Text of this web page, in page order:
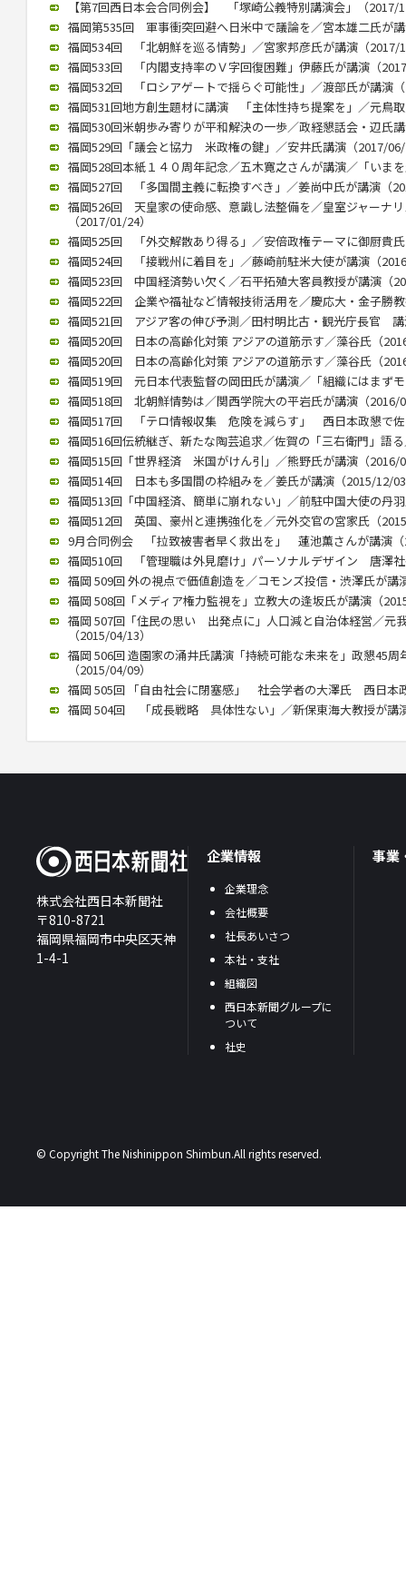
【第7回西日本会合同例会】 「塚崎公義特別講演会」（2017/
福岡第535回 軍事衝突回避へ日米中で議論を／宮本雄二氏が
福岡534回 「北朝鮮を巡る情勢」／宮家邦彦氏が講演（2017/
福岡533回 「内閣支持率のＶ字回復困難」伊藤氏が講演（
福岡532回 「ロシアゲートで揺らぐ可能性」／渡部氏が講演
福岡531回地方創生題材に講演 「主体性持ち提案を」／元鳥
福岡530回米朝歩み寄りが平和解決の一歩／政経懇話会・辺氏
福岡529回「議会と協力 米政権の鍵」／安井氏講演（2017/
福岡528回本紙１４０周年記念／五木寛之さんが講演／「いま
福岡527回 「多国間主義に転換すべき」／姜尚中氏が講演（
福岡526回 天皇家の使命感、意識し法整備を／皇室ジャーナ
（2017/01/24）
福岡525回 「外交解散あり得る」／安倍政権テーマに御厨貴
福岡524回 「接戦州に着目を」／藤崎前駐米大使が講演（
福岡523回 中国経済勢い欠く／石平拓殖大客員教授が講演（
福岡522回 企業や福祉など情報技術活用を／慶応大・金子勝
福岡521回 アジア客の伸び予測／田村明比古・観光庁長官 講
福岡520回 日本の高齢化対策 アジアの道筋示す／藻谷氏（
福岡520回 日本の高齢化対策 アジアの道筋示す／藻谷氏（
福岡519回 元日本代表監督の岡田氏が講演／「組織にはまず
福岡518回 北朝鮮情勢は／関西学院大の平岩氏が講演（2016/
福岡517回 「テロ情報収集 危険を減らす」 西日本政懇で佐
福岡516回伝統継ぎ、新たな陶芸追求／佐賀の「三右衛門」語
福岡515回「世界経済 米国がけん引」／熊野氏が講演（2016/
福岡514回 日本も多国間の枠組みを／姜氏が講演（2015/12/
福岡513回「中国経済、簡単に崩れない」／前駐中国大使の丹
福岡512回 英国、豪州と連携強化を／元外交官の宮家氏（
9月合同例会 「拉致被害者早く救出を」 蓮池薫さんが講演
福岡510回 「管理職は外見磨け」パーソナルデザイン 唐澤
福岡 509回 外の視点で価値創造を／コモンズ投信・渋澤氏が講
福岡 508回「メディア権力監視を」立教大の逢坂氏が講演（
福岡 507回「住民の思い 出発点に」人口減と自治体経営／元
（2015/04/13）
福岡 506回 造園家の涌井氏講演「持続可能な未来を」政懇45
（2015/04/09）
福岡 505回 「自由社会に閉塞感」 社会学者の大澤氏 西日本
福岡 504回 「成長戦略 具体性ない」／新保東海大教授が講
株式会社西日本新聞社
〒810-8721
福岡県福岡市中央区天神
1-4-1
企業情報
企業理念
会社概要
社長あいさつ
本社・支社
組織図
西日本新聞グループに
ついて
社史
事業
© Copyright The Nishinippon Shimbun.All rights reserved.